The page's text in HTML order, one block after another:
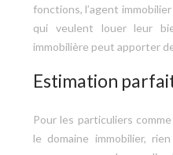
fonctions, l’agent
qui veulent louer leur
immobilière peut apporter
Estimation
Pour les particuliers
le domaine immobilier,